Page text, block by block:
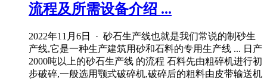
流程及所需设备介绍 ...
2022年11月6日 · 砂石生产线也就是我们常说的制砂生
产线,它是一种生产建筑用砂和石料的专用生产线 ... 日产
2000吨以上的砂石生产线 的流程 石料先由粗碎机进行初
步破碎,一般选用颚式破碎机,破碎后的粗料由皮带输送机